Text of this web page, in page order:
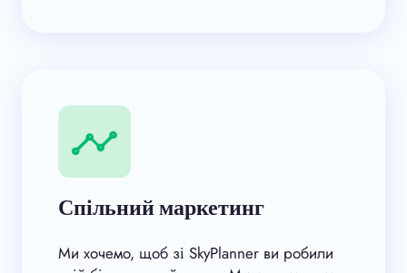
Спільний маркетинг
Ми хочемо, щоб зі SkyPlanner ви робили